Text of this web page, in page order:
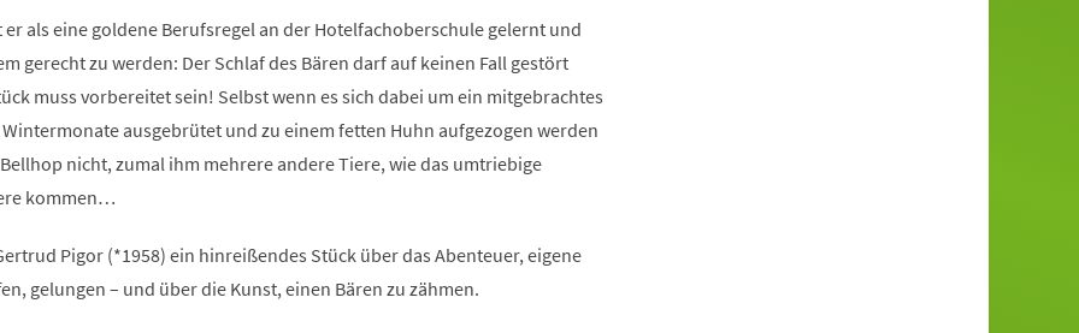
er als eine goldene Berufsregel an der Hotelfachoberschule gelernt und
gerecht zu werden: Der Schlaf des Bären darf auf keinen Fall gestört
muss vorbereitet sein! Selbst wenn es sich dabei um ein mitgebrachtes
ausgebrütet und zu einem fetten Huhn aufgezogen werden
nicht, zumal ihm mehrere andere Tiere, wie das umtriebige
kommen…
Pigor (*1958) ein hinreißendes Stück über das Abenteuer, eigene
gelungen – und über die Kunst, einen Bären zu zähmen.